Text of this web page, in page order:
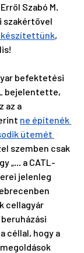
Szabó M.
szakértővel
,
befektetési
bejelentette,
az a
ne építenék
ütemét
szemben csak
„... a CATL-
jelenleg
cellagyár
céllal, hogy a